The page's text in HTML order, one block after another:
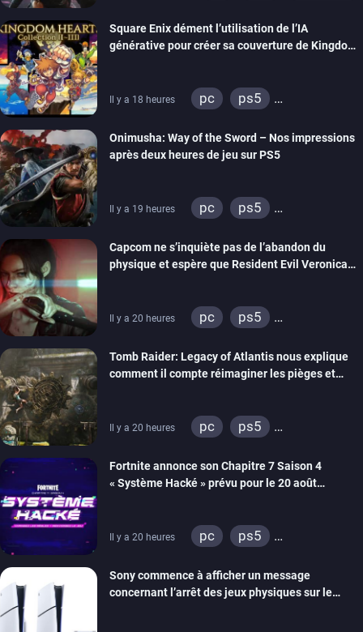
Square Enix dément l’utilisation de l’IA
générative pour créer sa couverture de Kingdom
Il y a 18 heures pc
ps5
Onimusha: Way of the Sword – Nos impressions
après deux heures de jeu sur PS5
Il y a 19 heures pc
ps5
Capcom ne s’inquiète pas de l’abandon du
physique et espère que Resident Evil Veronica
Il y a 20 heures pc
ps5
Tomb Raider: Legacy of Atlantis nous explique
comment il compte réimaginer les pièges et
Il y a 20 heures pc
ps5
Fortnite annonce son Chapitre 7 Saison 4
« Système Hacké » prévu pour le 20 août
Il y a 20 heures pc
ps5
ios
android
xbox one
switch 2
Sony commence à afficher un message
concernant l’arrêt des jeux physiques sur le